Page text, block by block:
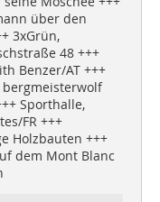
über den
3xGrün,
48 +++
Benzer/AT +++
bergmeisterwolf
Sporthalle,
FR +++
Holzbauten +++
dem Mont Blanc